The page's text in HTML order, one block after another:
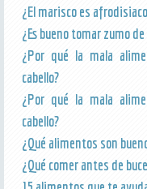
¿El marisco es
¿Es bueno tomar zumo
¿Por qué la mala
cabello?
¿Por qué la mala
cabello?
¿Qué alimentos son
¿Qué comer antes de